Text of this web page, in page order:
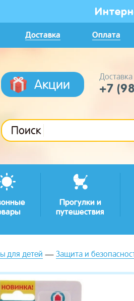
Доставка Оплата
Акции +7
Поиск
Прогулки и
путешествия
для детей Защита и